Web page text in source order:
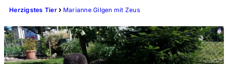
Herzigstes Tier Marianne Gilgen mit Zeus